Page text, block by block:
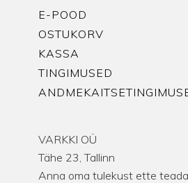
E-POOD
OSTUKORV
KASSA
TINGIMUSED
VARKKI OÜ
Tähe 23, Tallinn
Anna oma tulekust ette